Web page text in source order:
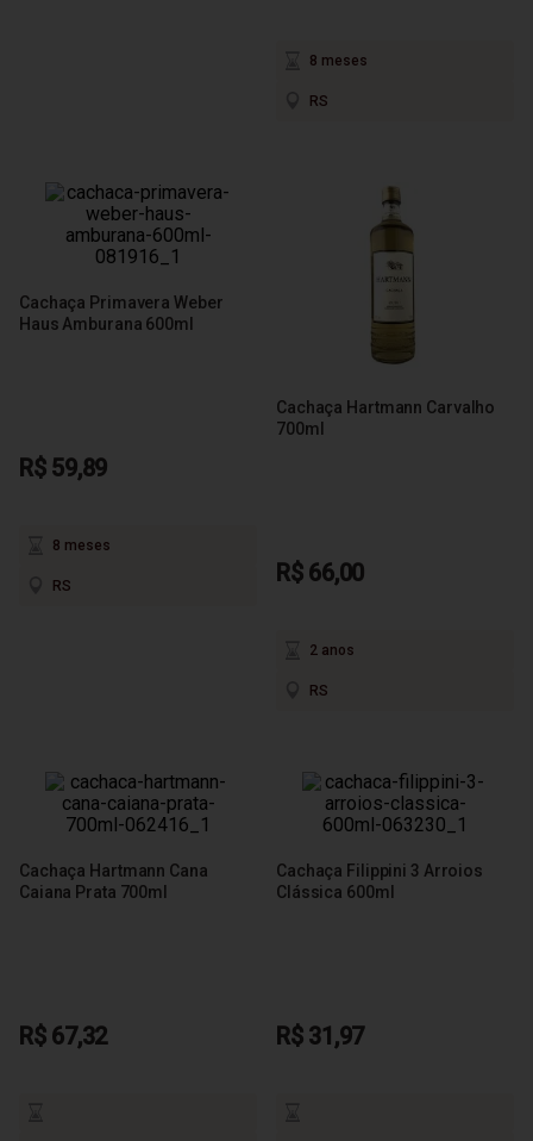
8 meses
RS
Cachaça Primavera Weber
Haus Amburana 600ml
R$ 59,89
8 meses
RS
Cachaça Hartmann Carvalho
700ml
R$ 66,00
2 anos
RS
Cachaça Hartmann Cana
Caiana Prata 700ml
R$ 67,32
Cachaça Filippini 3 Arroios
Clássica 600ml
R$ 31,97